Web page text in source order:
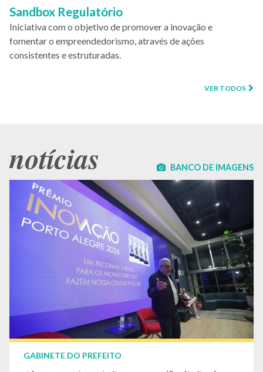
Sandbox Regulatório
Iniciativa com o objetivo de promover a inovação e
fomentar o empreendedorismo, através de ações
consistentes e estruturadas.
VER TODOS
notícias BANCO DE IMAGENS
GABINETE DO PREFEITO